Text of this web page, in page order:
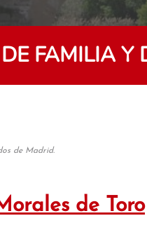
FAMILIA
de Madrid.
de Toro